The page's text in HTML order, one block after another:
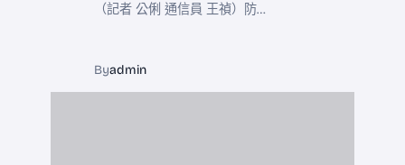
（記者 公俐 通信員 王禎）防…
Byadmin